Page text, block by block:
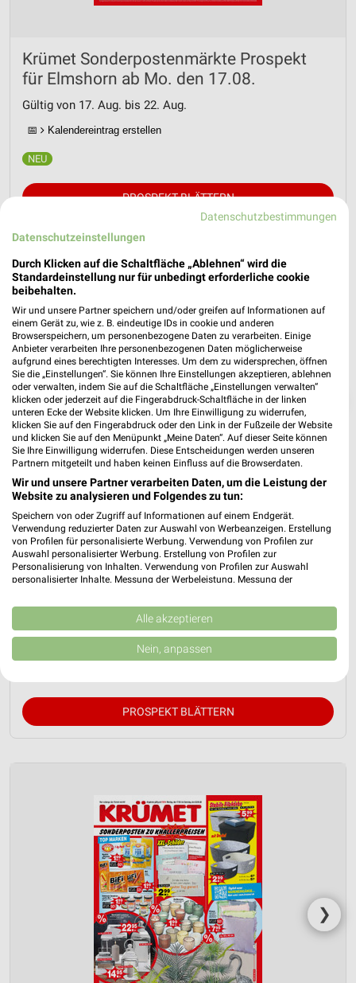
Krümet Sonderpostenmärkte Prospekt
für Elmshorn ab Mo. den 17.08.
Gültig von 17. Aug. bis 22. Aug.
📅 Kalendereintrag erstellen
PROSPEKT BLÄTTERN
Krümet Sonderpostenmärkte Prospekt
Gültig von 17. Aug. bis 22. Aug.
Kalendereintrag erstellen
PROSPEKT BLÄTTERN
❯
Datenschutzbestimmungen
Datenschutzeinstellungen
Durch Klicken auf die Schaltfläche „Ablehnen“ wird die
Standardeinstellung nur für unbedingt erforderliche cookie
beibehalten.
Wir und unsere Partner speichern und/oder greifen auf Informationen auf
einem Gerät zu, wie z. B. eindeutige IDs in cookie und anderen
Browserspeichern, um personenbezogene Daten zu verarbeiten. Einige
Anbieter verarbeiten Ihre personenbezogenen Daten möglicherweise
aufgrund eines berechtigten Interesses. Um dem zu widersprechen, öffnen
Sie die „Einstellungen“. Sie können Ihre Einstellungen akzeptieren, ablehnen
oder verwalten, indem Sie auf die Schaltfläche „Einstellungen verwalten“
klicken oder jederzeit auf die Fingerabdruck-Schaltfläche in der linken
unteren Ecke der Website klicken. Um Ihre Einwilligung zu widerrufen,
klicken Sie auf den Fingerabdruck oder den Link in der Fußzeile der Website
und klicken Sie auf den Menüpunkt „Meine Daten“. Auf dieser Seite können
Sie Ihre Einwilligung widerrufen. Diese Entscheidungen werden unseren
Partnern mitgeteilt und haben keinen Einfluss auf die Browserdaten.
Wir und unsere Partner verarbeiten Daten, um die Leistung der
Website zu analysieren und Folgendes zu tun:
Speichern von oder Zugriff auf Informationen auf einem Endgerät.
Verwendung reduzierter Daten zur Auswahl von Werbeanzeigen. Erstellung
von Profilen für personalisierte Werbung. Verwendung von Profilen zur
Auswahl personalisierter Werbung. Erstellung von Profilen zur
Personalisierung von Inhalten. Verwendung von Profilen zur Auswahl
personalisierter Inhalte. Messung der Werbeleistung. Messung der
Kombinationen von Daten aus verschiedenen Quellen. Entwicklung und
Verbesserung der Angebote. Verwendung reduzierter Daten zur Auswahl
von Inhalten.
Daten können außerhalb der Europäischen Union weitergegeben und in die
Website/App.
Partnerliste anzeigen (1 IAB-Anbieter)
Wir nutzen Ihre Daten für folgende Zwecke:
Verwendung reduzierter Daten zur Auswahl von
Werbeanzeigen
Erstellung von Profilen für personalisierte
Verwendung von Profilen zur Auswahl
personalisierter Werbung
Erstellung von Profilen zur Personalisierung
Alle akzeptieren
Nein, anpassen